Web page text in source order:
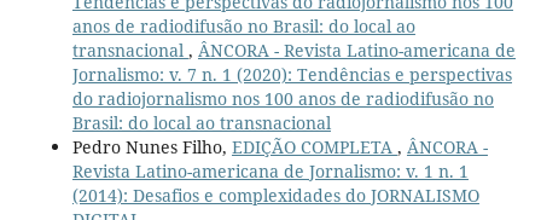
anos de radiodifusão no Brasil: do local ao
transnacional , ÂNCORA - Revista Latino-americana de
Jornalismo: v. 7 n. 1 (2020): Tendências e perspectivas
do radiojornalismo nos 100 anos de radiodifusão no
Brasil: do local ao transnacional
Pedro Nunes Filho, EDIÇÃO COMPLETA , ÂNCORA -
Revista Latino-americana de Jornalismo: v. 1 n. 1
(2014): Desafios e complexidades do JORNALISMO